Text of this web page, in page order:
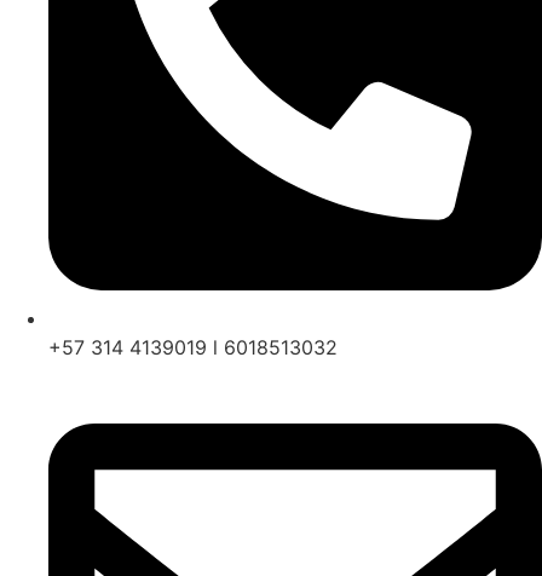
+57 314 4139019 l 6018513032